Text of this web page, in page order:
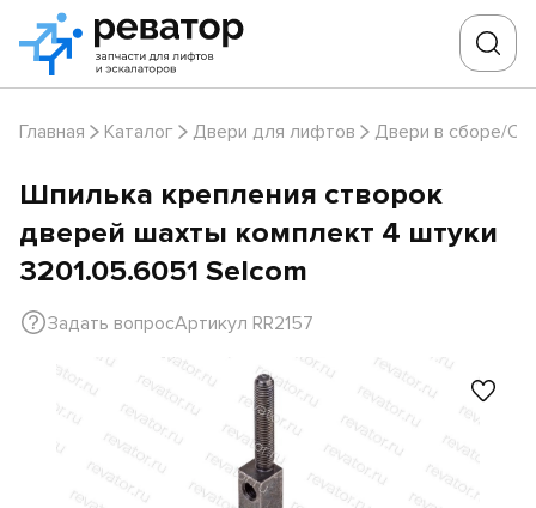
Главная Каталог Двери для лифтов Двери в сборе/
Шпилька крепления створок
дверей шахты комплект 4 штуки
3201.05.6051 Selcom
Задать вопросАртикул RR2157